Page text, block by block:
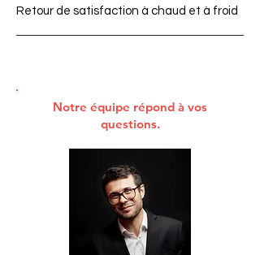
Retour de satisfaction à chaud et à froid
Notre équipe répond à vos
questions.